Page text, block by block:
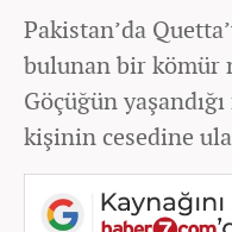
Pakistan’da
bulunan bir kömür
Göçüğün
kişinin cesedine